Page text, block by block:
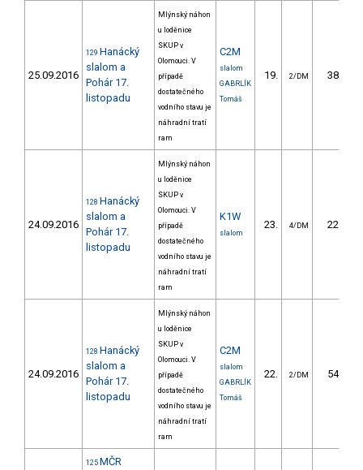
25.09.2016
129 Hanácký
slalom a
Pohár 17.
listopadu
Mlýnský náhon
u loděnice
SKUP v
Olomouci. V
případě
dostatečného
vodního stavu je
náhradní tratí
ram
C2M
slalom
GABRLÍK
Tomáš
19. 2/DM 38.50
24.09.2016
128 Hanácký
slalom a
Pohár 17.
listopadu
Mlýnský náhon
u loděnice
SKUP v
Olomouci. V
případě
dostatečného
vodního stavu je
náhradní tratí
ram
K1W
slalom
23. 4/DM 22.70
24.09.2016
128 Hanácký
slalom a
Pohár 17.
listopadu
Mlýnský náhon
u loděnice
SKUP v
Olomouci. V
případě
dostatečného
vodního stavu je
náhradní tratí
ram
C2M
slalom
GABRLÍK
Tomáš
22. 2/DM 54.30
125 MČR